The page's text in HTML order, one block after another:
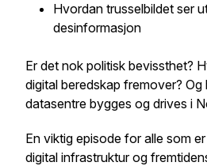
Hvordan trusselbildet ser
desinformasjon
Er det nok politisk bevissthet?
digital beredskap fremover?
datasentre bygges og drives i
En viktig episode for alle som
digital infrastruktur og